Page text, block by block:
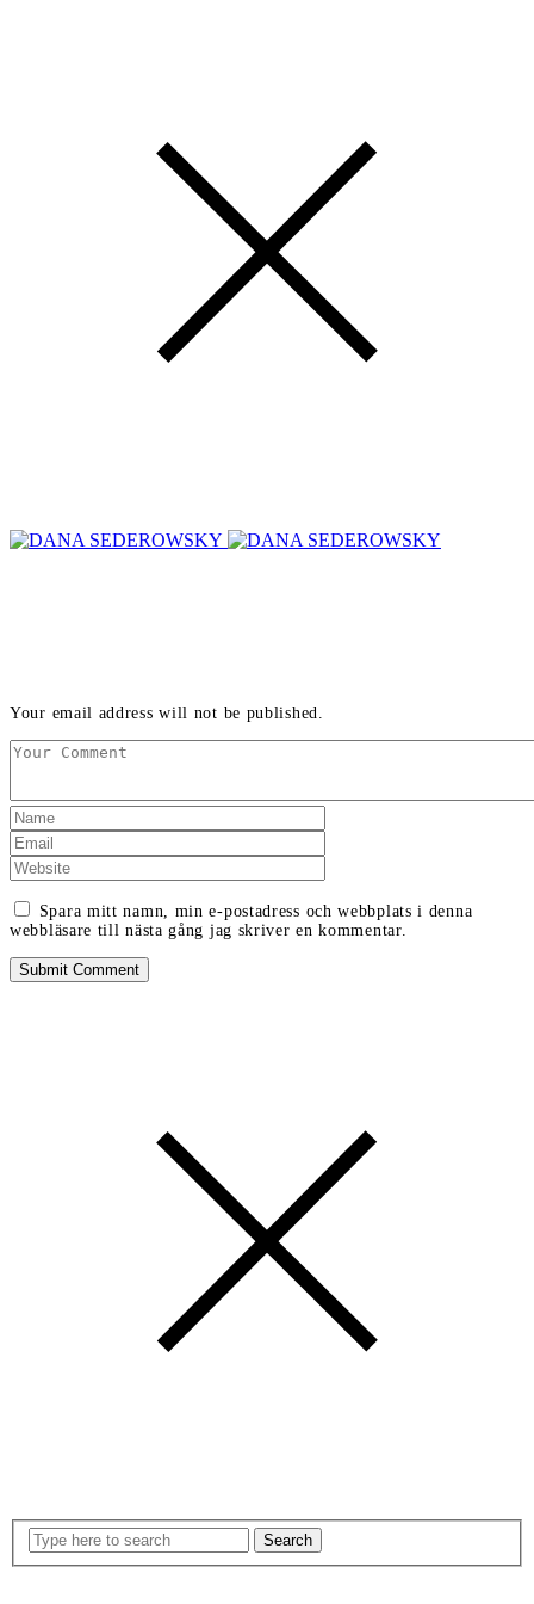
Your email address will not be published.
Spara mitt namn, min e-postadress och webbplats i denna
webbläsare till nästa gång jag skriver en kommentar.